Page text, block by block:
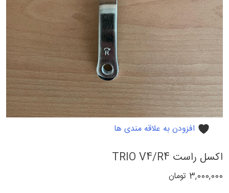
افزودن به علاقه مندی ها
اکسل راست TRIO V4/R4
3,000,000 تومان